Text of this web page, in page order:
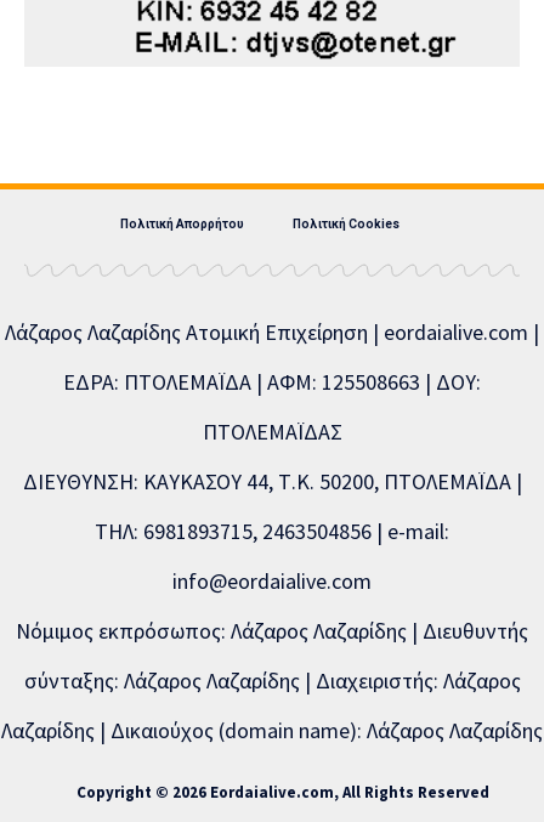
Πολιτική Απορρήτου Πολιτική Cookies
Λάζαρος Λαζαρίδης Ατομική Επιχείρηση | eordaialive.com |
ΕΔΡΑ: ΠΤΟΛΕΜΑΪΔΑ | ΑΦΜ: 125508663 | ΔΟΥ:
ΠΤΟΛΕΜΑΪΔΑΣ
ΔΙΕΥΘΥΝΣΗ: ΚΑΥΚΑΣΟΥ 44, Τ.Κ. 50200, ΠΤΟΛΕΜΑΪΔΑ |
ΤΗΛ: 6981893715, 2463504856 | e-mail:
info@eordaialive.com
Νόμιμος εκπρόσωπος: Λάζαρος Λαζαρίδης | Διευθυντής
σύνταξης: Λάζαρος Λαζαρίδης | Διαχειριστής: Λάζαρος
Λαζαρίδης | Δικαιούχος (domain name): Λάζαρος Λαζαρίδης
Copyright © 2026 Eordaialive.com, All Rights Reserved